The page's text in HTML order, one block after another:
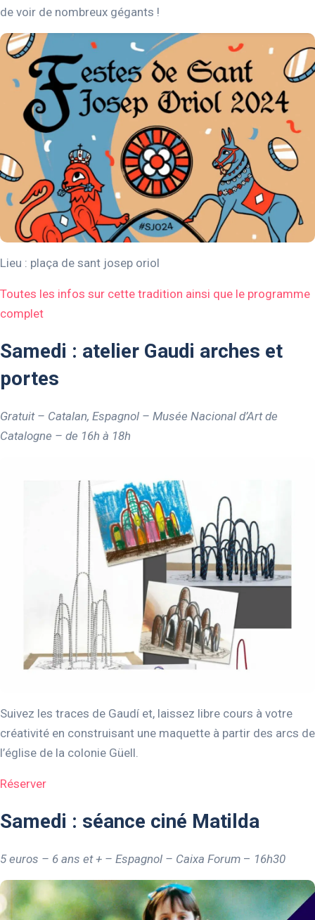
de voir de nombreux gégants !
Lieu : plaça de sant josep oriol
Toutes les infos sur cette tradition ainsi que le programme
complet
Samedi : atelier Gaudi arches et
portes
Gratuit – Catalan, Espagnol – Musée Nacional d’Art de
Catalogne – de 16h à 18h
Suivez les traces de Gaudí et, laissez libre cours à votre
créativité en construisant une maquette à partir des arcs de
l’église de la colonie Güell.
Réserver
Samedi : séance ciné Matilda
5 euros – 6 ans et + – Espagnol – Caixa Forum – 16h30